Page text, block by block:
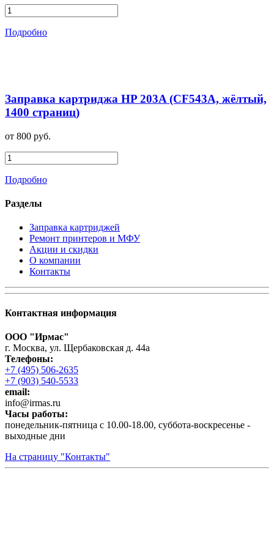
Подробно
Заправка картриджа HP 203A (CF543A, жёлтый,
1400 страниц)
от 800 руб.
Подробно
Разделы
Заправка картриджей
Ремонт принтеров и МФУ
Акции и скидки
О компании
Контакты
Контактная информация
ООО "Ирмас"
г. Москва, ул. Щербаковская д. 44а
Телефоны:
+7 (495) 506-2635
+7 (903) 540-5533
email:
infо@irmas.ru
Часы работы:
понедельник-пятница с 10.00-18.00, суббота-воскресенье -
выходные дни
На страницу "Контакты"